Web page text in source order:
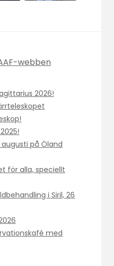
webben
2026!
på Öland
för alla, speciellt
i Siril, 26
med